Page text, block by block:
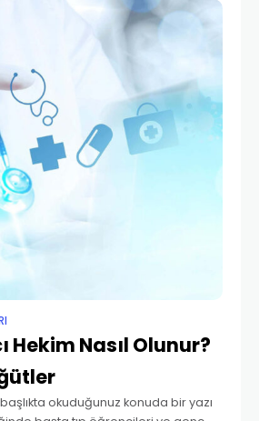
ilgiyle okudum. Ustaların bu
Hekim Nasıl Olunur?
okuduğunuz konuda bir yazı